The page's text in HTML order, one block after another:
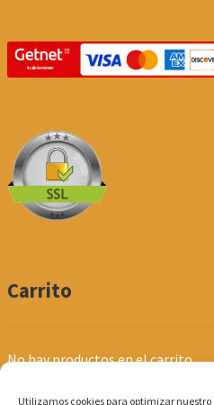
Utilizamos cookies para optimizar nuestro
Carrito
No hay productos en el carrito.